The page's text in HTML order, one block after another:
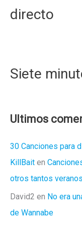
directo
Siete
Ultimos
30 Canciones para
KillBait en
otros tantos veranos
David2 en No era
de Wannabe